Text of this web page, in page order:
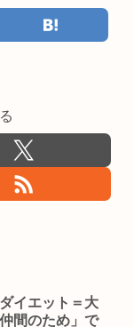
イエット＝大
間のため」で